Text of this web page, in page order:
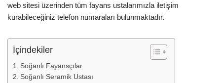
web sitesi üzerinden tüm fayans ustalarımızla iletişim
kurabileceğiniz telefon numaraları bulunmaktadır.
İçindekiler
Soğanlı Fayansçılar
Soğanlı Seramik Ustası